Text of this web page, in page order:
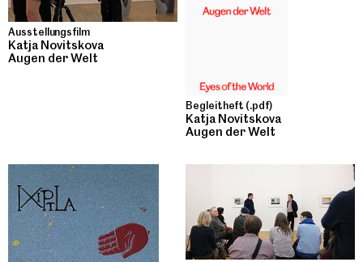
Ausstellungsfilm
Katja Novitskova
Augen der Welt
Begleitheft (.pdf)
Katja Novitskova
Augen der Welt